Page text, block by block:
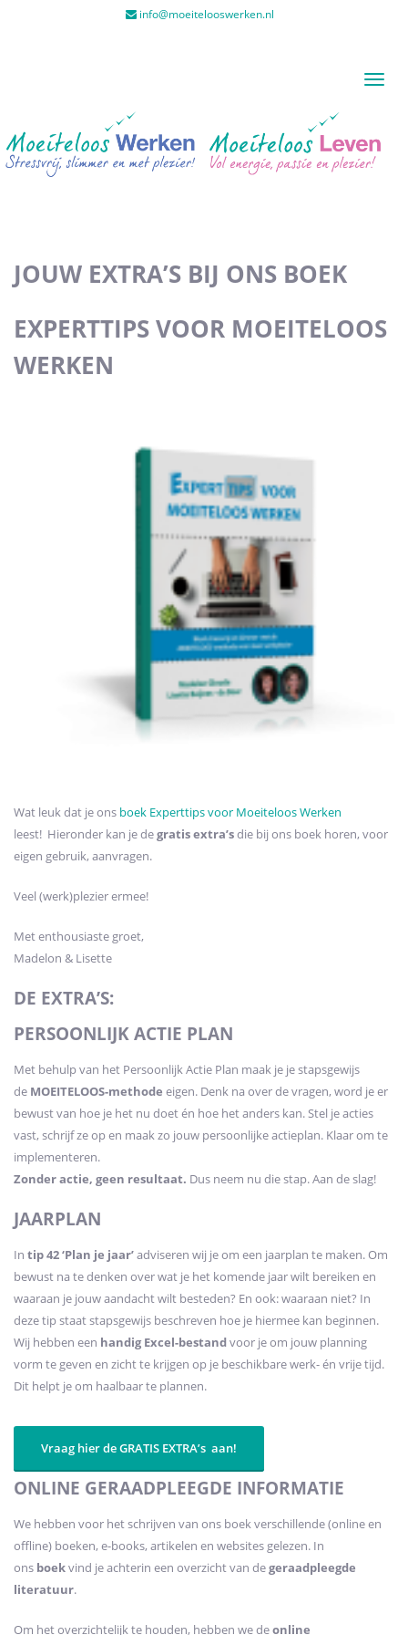
info@moeitelooswerken.nl
Toggle
JOUW EXTRA’S BIJ ONS BOEK
EXPERTTIPS VOOR MOEITELOOS
WERKEN
Wat leuk dat je ons boek Experttips voor Moeiteloos Werken
leest! Hieronder kan je degratis extra’sdie bij ons boek horen, voor
eigen gebruik, aanvragen.
Veel (werk)plezier ermee!
Met enthousiaste groet,
Madelon & Lisette
DE EXTRA’S:
PERSOONLIJK ACTIE PLAN
Met behulp van het Persoonlijk Actie Plan maak je je stapsgewijs
de MOEITELOOS-methode eigen. Denk na over de vragen, word je er
bewust van hoe je het nu doet én hoe het anders kan. Stel je acties
vast, schrijf ze op en maak zo jouw persoonlijke actieplan. Klaar om te
implementeren.
Zonder actie, geen resultaat. Dus neem nu die stap. Aan de slag!
JAARPLAN
In tip 42 ‘Plan je jaar’adviseren wij je om een jaarplan te maken. Om
bewust na te denken over wat je het komende jaar wilt bereiken en
waaraan je jouw aandacht wilt besteden? En ook: waaraan niet? In
deze tip staat stapsgewijs beschreven hoe je hiermee kan beginnen.
Wij hebben een handig Excel-bestandvoor je om jouw planning
vorm te geven en zicht te krijgen op je beschikbare werk- én vrije tijd.
Dit helpt je om haalbaar te plannen.
Vraag hier de GRATIS EXTRA’s aan!
ONLINE GERAADPLEEGDE INFORMATIE
We hebben voor het schrijven van ons boek verschillende (online en
offline) boeken, e-books, artikelen en websites gelezen. In
ons boekvind je achterin een overzicht van degeraadpleegde
literatuur.
Om het overzichtelijk te houden, hebben we deonline